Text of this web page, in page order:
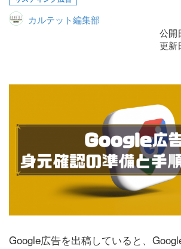
広告代理店・HP制作会社様へ
カルテット編集部
公開
更新
Google広告を出稿していると、